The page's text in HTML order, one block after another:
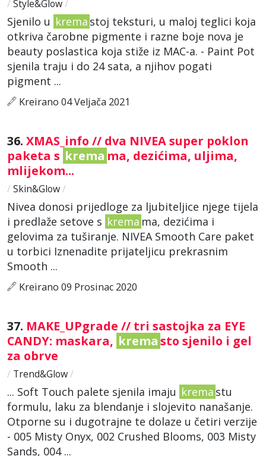
/ Style&Glow/
Sjenilo u krema stoj teksturi, u maloj teglici koja
otkriva čarobne pigmente i razne boje nova je
beauty poslastica koja stiže iz MAC-a. - Paint Pot
sjenila traju i do 24 sata, a njihov pogati
pigment ...
Kreirano 04 Veljača 2021
36. XMAS_info // dva NIVEA super poklon
paketa s krema ma, dezićima, uljima,
mlijekom...
/ Skin&Glow/
Nivea donosi prijedloge za ljubiteljice njege tijela
i predlaže setove s krema ma, dezićima i
gelovima za tuširanje. NIVEA Smooth Care paket
u torbici Iznenadite prijateljicu prekrasnim
Smooth ...
Kreirano 09 Prosinac 2020
37. MAKE_UPgrade // tri sastojka za EYE
CANDY: maskara, kremasto sjenilo i gel
za obrve
/ Trend&Glow/
... Soft Touch palete sjenila imaju krema stu
formulu, laku za blendanje i slojevito nanašanje.
Otporne su i dugotrajne te dolaze u četiri verzije
- 005 Misty Onyx, 002 Crushed Blooms, 003 Misty
Sands, 004 ...